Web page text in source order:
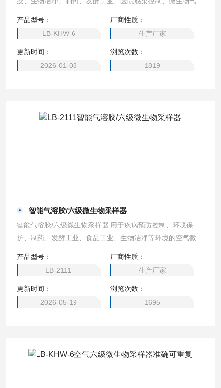
的采样研究。
产品型号：
LB-KHW-6
厂商性质：
生产厂家
更新时间：
2026-01-08
浏览次数：
1819
智能气溶胶/六级微生物采样器
智能气溶胶/六级微生物采样器 用于疾病预防控制、环境保
护、制药、发酵工业、食品工业、生物洁净等环境的空气微生
空气微生物的采样研究，为评价环境空气微生物污染的危害及
其治理措施提供科学依据。
产品型号：
LB-2111
厂商性质：
生产厂家
更新时间：
2026-05-19
浏览次数：
1695